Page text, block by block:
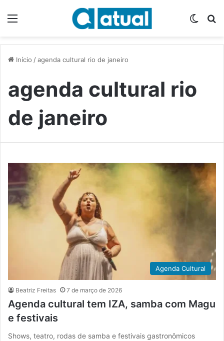
Início /agenda cultural rio de janeiro
agenda cultural rio
de janeiro
Agenda Cultural
Beatriz Freitas 7 de março de 2026
Agenda cultural tem IZA, samba com Magu
e festivais
Shows, teatro, rodas de samba e festivais gastronômicos